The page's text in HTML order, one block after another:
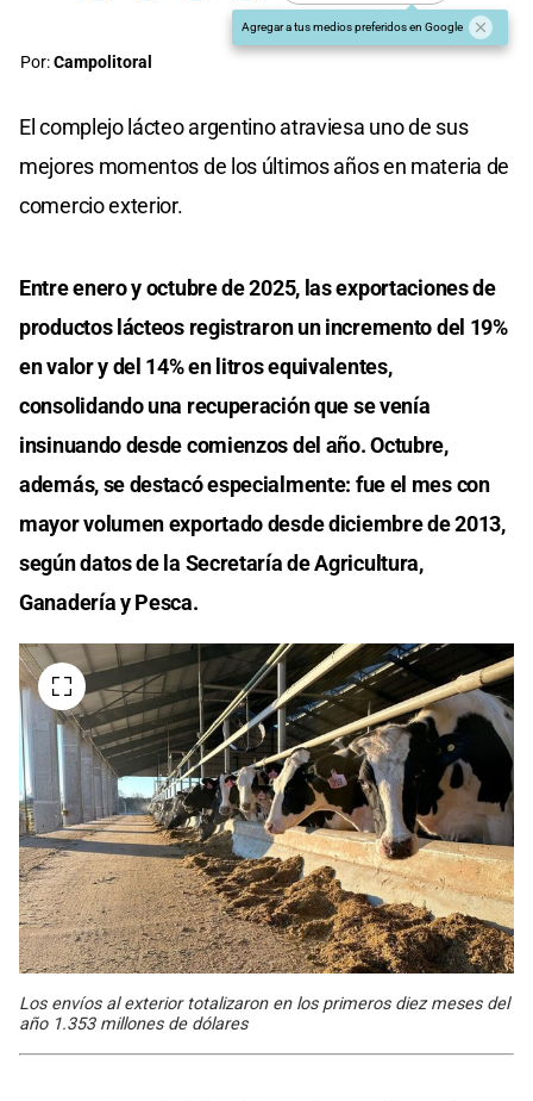
Agregar a tus medios preferidos en Google
Por:Campolitoral
El complejo lácteo argentino atraviesa uno de sus
mejores momentos de los últimos años en materia de
comercio exterior.
Entre enero y octubre de 2025, las exportaciones de
productos lácteos registraron un incremento del 19%
en valor y del 14% en litros equivalentes,
consolidando una recuperación que se venía
insinuando desde comienzos del año. Octubre,
además, se destacó especialmente: fue el mes con
mayor volumen exportado desde diciembre de 2013,
según datos de la Secretaría de Agricultura,
Ganadería y Pesca.
Los envíos al exterior totalizaron en los primeros diez meses del
año 1.353 millones de dólares